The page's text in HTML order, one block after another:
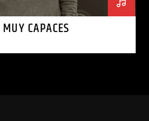
CAPACES